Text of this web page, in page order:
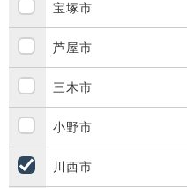
宝塚市
芦屋市
三木市
小野市
川西市